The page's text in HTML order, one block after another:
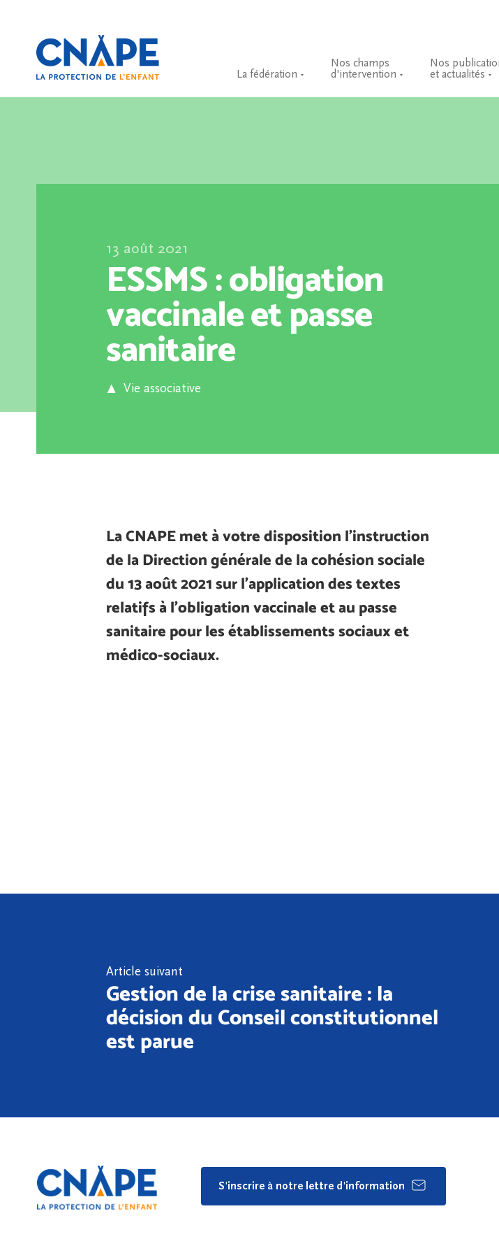
La fédération
Nos champs
d'intervention
Nos
et actualités
13 août 2021
ESSMS : obligation
vaccinale et passe
sanitaire
Vie associative
La CNAPE met à votre disposition l’instruction
de la Direction générale de la cohésion sociale
du 13 août 2021 sur l’application des textes
relatifs à l’obligation vaccinale et au passe
sanitaire pour les établissements sociaux et
médico-sociaux.
Article suivant
Gestion de la crise sanitaire : la
décision du Conseil constitutionnel
est parue
S'inscrire à notre lettre d'information